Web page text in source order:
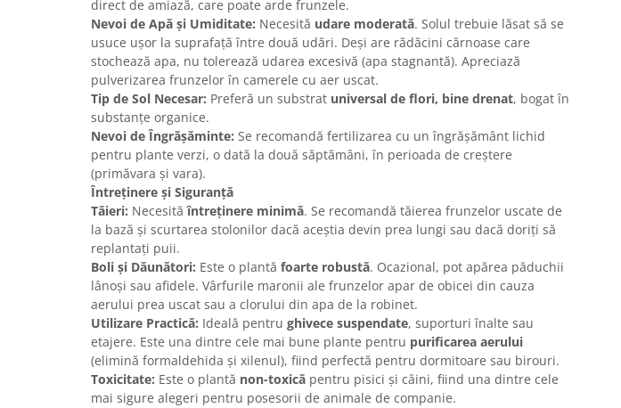
direct de amiază, care poate arde frunzele.
Nevoi de Apă și Umiditate: Necesită udare moderată. Solul trebuie lăsat să se
usuce ușor la suprafață între două udări. Deși are rădăcini cărnoase care
stochează apa, nu tolerează udarea excesivă (apa stagnantă). Apreciază
pulverizarea frunzelor în camerele cu aer uscat.
Tip de Sol Necesar: Preferă un substrat universal de flori, bine drenat, bogat în
substanțe organice.
Nevoi de Îngrășăminte: Se recomandă fertilizarea cu un îngrășământ lichid
pentru plante verzi, o dată la două săptămâni, în perioada de creștere
(primăvara și vara).
Întreținere și Siguranță
Tăieri: Necesităîntreținere minimă. Se recomandă tăierea frunzelor uscate de
la bază și scurtarea stolonilor dacă aceștia devin prea lungi sau dacă doriți să
replantați puii.
Boli și Dăunători: Este o plantă foarte robustă. Ocazional, pot apărea păduchii
lânoși sau afidele. Vârfurile maronii ale frunzelor apar de obicei din cauza
aerului prea uscat sau a clorului din apa de la robinet.
Utilizare Practică: Ideală pentru ghivece suspendate, suporturi înalte sau
etajere. Este una dintre cele mai bune plante pentru purificarea aerului
(elimină formaldehida și xilenul), fiind perfectă pentru dormitoare sau birouri.
Toxicitate: Este o plantă non-toxică pentru pisici și câini, fiind una dintre cele
mai sigure alegeri pentru posesorii de animale de companie.